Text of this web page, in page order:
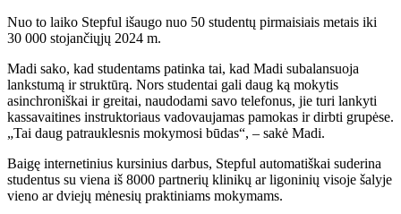
Nuo to laiko Stepful išaugo nuo 50 studentų pirmaisiais metais iki
30 000 stojančiųjų 2024 m.
Madi sako, kad studentams patinka tai, kad Madi subalansuoja
lankstumą ir struktūrą. Nors studentai gali daug ką mokytis
asinchroniškai ir greitai, naudodami savo telefonus, jie turi lankyti
kassavaitines instruktoriaus vadovaujamas pamokas ir dirbti grupėse.
„Tai daug patrauklesnis mokymosi būdas“, – sakė Madi.
Baigę internetinius kursinius darbus, Stepful automatiškai suderina
studentus su viena iš 8000 partnerių klinikų ar ligoninių visoje šalyje
vieno ar dviejų mėnesių praktiniams mokymams.